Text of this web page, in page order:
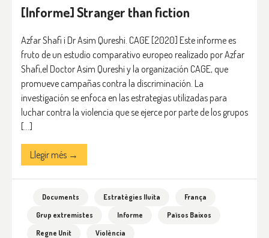
[Informe] Stranger than fiction
Azfar Shafi i Dr Asim Qureshi. CAGE [2020] Este informe es
fruto de un estudio comparativo europeo realizado por Azfar
Shafi,el Doctor Asim Qureshi y la organización CAGE, que
promueve campañas contra la discriminación. La
investigación se enfoca en las estrategias utilizadas para
luchar contra la violencia que se ejerce por parte de los grupos
[…]
Llegir més →
Documents Estratègies lluita
França
Grup extremistes
Informe
Països Baixos
Regne Unit
Violència